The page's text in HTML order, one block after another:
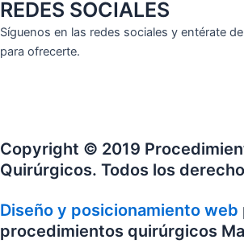
REDES SOCIALES
Síguenos en las redes sociales y entérate
para ofrecerte.
a
c
e
n
s
t
o
u
t
Copyright © 2019
Quirúrgicos. Todos los
Diseño y posicionamiento web
procedimientos quirúrgicos